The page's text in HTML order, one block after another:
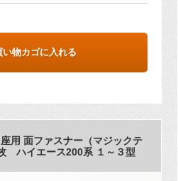
い物カゴに入れる
用 面ファスナー（マジックテ
ハイエース200系 １～３型